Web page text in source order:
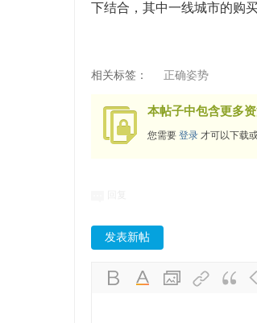
下结合，其中一线城市的购
相关标签： 正确姿势
本帖子中包含更多
您需要 登录 才可以下载
发表新帖